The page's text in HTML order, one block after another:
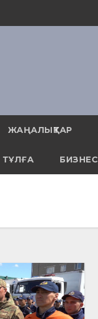
ЖАҢАЛЫҚТАР
ТҰЛҒА БИЗНЕС